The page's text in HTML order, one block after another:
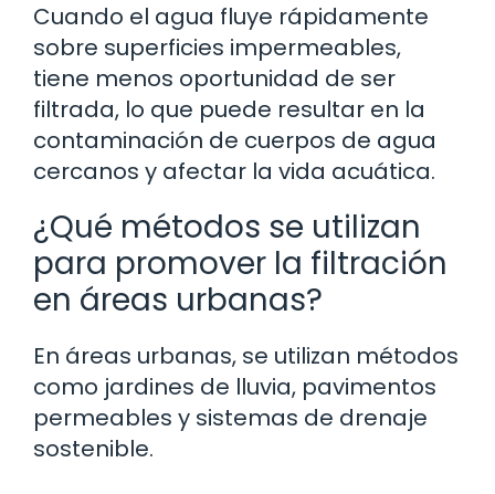
Cuando el agua fluye rápidamente
sobre superficies impermeables,
tiene menos oportunidad de ser
filtrada, lo que puede resultar en la
contaminación de cuerpos de agua
cercanos y afectar la vida acuática.
¿Qué métodos se utilizan
para promover la filtración
en áreas urbanas?
En áreas urbanas, se utilizan métodos
como jardines de lluvia, pavimentos
permeables y sistemas de drenaje
sostenible.